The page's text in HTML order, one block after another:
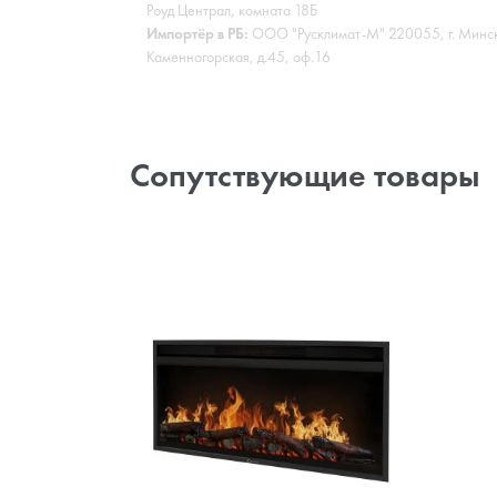
Роуд Централ, комната 18Б
Импортёр в РБ: ООО "Русклимат-М" 220055, г.
Каменногорская, д.45, оф.16
Сопутствующие товары